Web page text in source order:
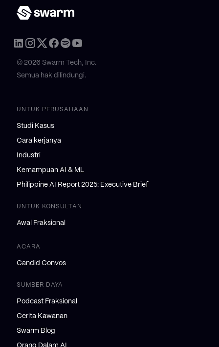
© 2026 Swarm Tech, Inc.
Semua hak dilindungi.
UNTUK PERUSAHAAN
Studi Kasus
Cara kerjanya
Industri
Kemampuan AI & ML
Philippine AI Report 2025: Executive Brief
UNTUK KONSULTAN
Awal Fraksional
ACARA
Candid Convos
SUMBER DAYA
Podcast Fraksional
Cerita Kawanan
Swarm Blog
Orang Dalam AI